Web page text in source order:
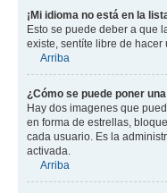
¡Mi idioma no está en la
Esto se puede deber a que
existe, sentíte libre de
Arriba
¿Cómo se puede poner
Hay dos imagenes que
en forma de estrellas,
cada usuario. Es la
activada.
Arriba